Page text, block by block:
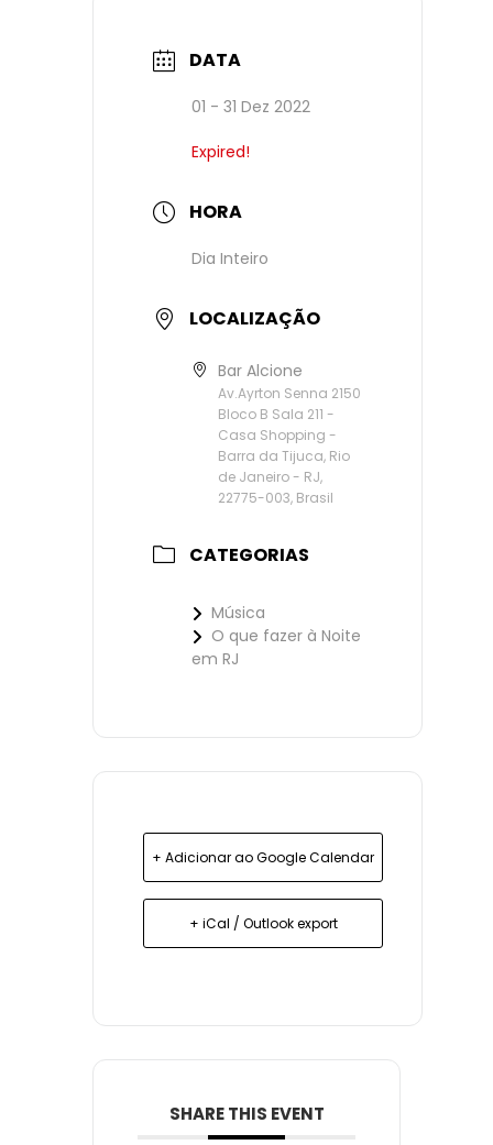
DATA
01 - 31 Dez 2022
Expired!
HORA
Dia Inteiro
LOCALIZAÇÃO
Bar Alcione
Av.Ayrton Senna 2150
Bloco B Sala 211 -
Casa Shopping -
Barra da Tijuca, Rio
de Janeiro - RJ,
22775-003, Brasil
CATEGORIAS
Música
O que fazer à Noite
em RJ
+ Adicionar ao Google Calendar
+ iCal / Outlook export
SHARE THIS EVENT